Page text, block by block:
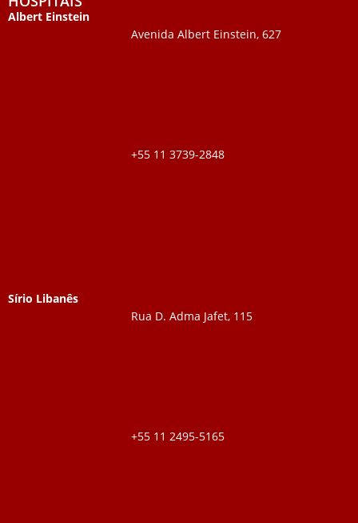
Albert Einstein
Avenida Albert Einstein, 627
+55 11 3739-2848
Sírio Libanês
Rua D. Adma Jafet, 115
+55 11 2495-5165